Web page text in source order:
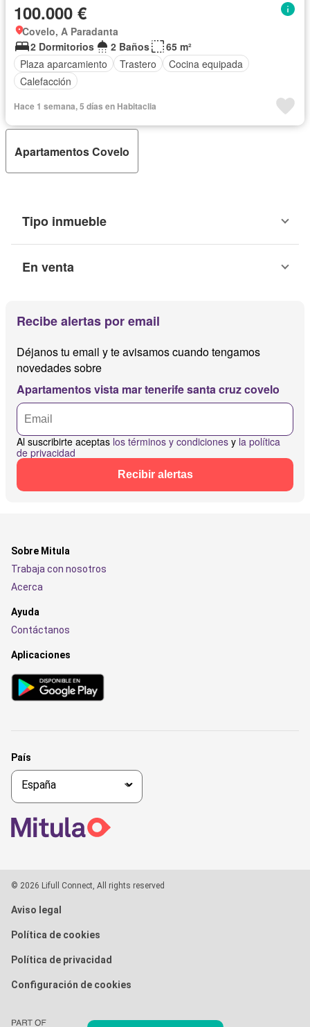
100.000 €
Covelo, A Paradanta
2 Dormitorios
2 Baños
65 m²
Plaza aparcamiento
Trastero
Cocina equipada
Calefacción
Hace 1 semana, 5 días en Habitaclia
Apartamentos Covelo
Tipo inmueble
En venta
Recibe alertas por email
Déjanos tu email y te avisamos cuando tengamos
novedades sobre
Apartamentos vista mar tenerife santa cruz covelo
Al suscribirte aceptas los términos y condiciones y la política
de privacidad
Recibir alertas
Sobre Mitula
Trabaja con nosotros
Acerca
Ayuda
Contáctanos
Aplicaciones
País
© 2026 Lifull Connect, All rights reserved
Aviso legal
Política de cookies
Política de privacidad
Configuración de cookies